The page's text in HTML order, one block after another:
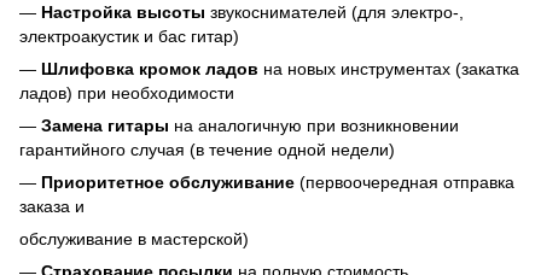
— Настройка высоты звукоснимателей (для электро-,
электроакустик и бас гитар)
— Шлифовка кромок ладов на новых инструментах (закатка
ладов) при необходимости
— Замена гитары на аналогичную при возникновении
гарантийного случая (в течение одной недели)
— Приоритетное обслуживание (первоочередная отправка
заказа и
обслуживание в мастерской)